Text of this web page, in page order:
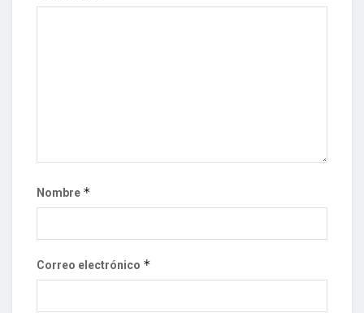
Nombre *
Correo electrónico *